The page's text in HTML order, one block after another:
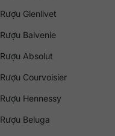
Rượu Glenlivet
Rượu Balvenie
Rượu Absolut
Rượu Courvoisier
Rượu Hennessy
Rượu Beluga